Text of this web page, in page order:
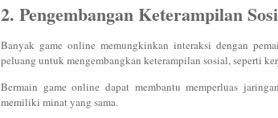
2. Pengembangan Keterampilan
Banyak game online memungkinkan interaksi dengan
peluang untuk mengembangkan keterampilan sosial, seperti
Bermain game online dapat membantu memperluas
memiliki minat yang sama.